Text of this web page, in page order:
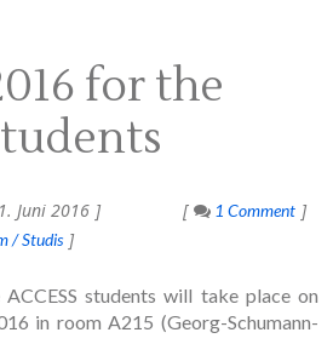
for the
Juni 2016
1 Comment
/ Studis
students will take place on
in room A215 (Georg-Schumann-